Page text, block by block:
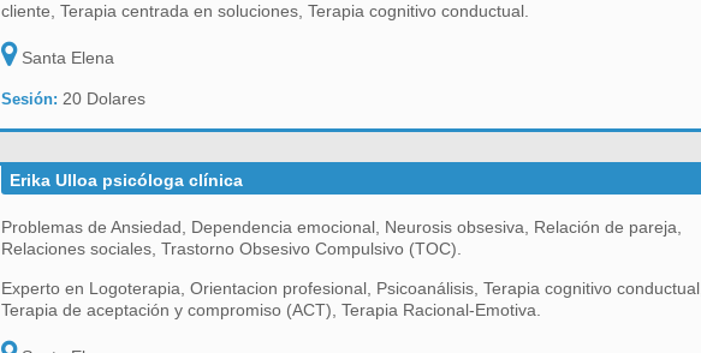
cliente, Terapia centrada en soluciones, Terapia cognitivo conductual.
Santa Elena
Sesión: 20 Dolares
Erika Ulloa psicóloga clínica
Problemas de Ansiedad, Dependencia emocional, Neurosis obsesiva, Relación de pareja,
Relaciones sociales, Trastorno Obsesivo Compulsivo (TOC).
Experto en Logoterapia, Orientacion profesional, Psicoanálisis, Terapia cognitivo conductual,
Terapia de aceptación y compromiso (ACT), Terapia Racional-Emotiva.